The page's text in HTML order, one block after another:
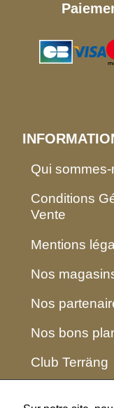
Qui
Conditions
Vente
Mentions
Nos
Nos
Nos bons
Club Terräng